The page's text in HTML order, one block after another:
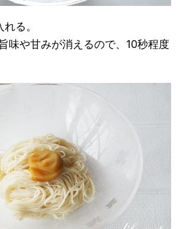
る。
味や甘みが消えるので、10秒程度